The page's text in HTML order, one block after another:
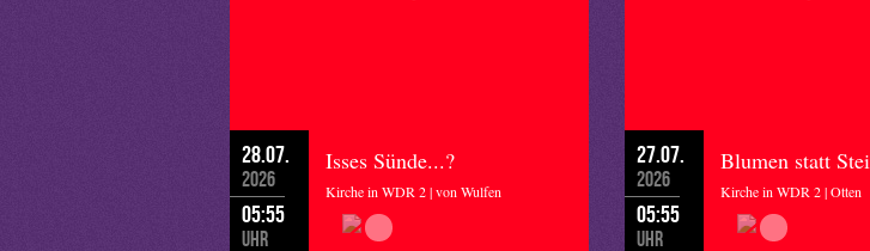
28.07.
2026
05:55
Uhr
Isses Sünde...?
Kirche in WDR 2 | von Wulfen
27.07.
2026
05:55
Uhr
Blumen statt
Kirche in WDR 2 | Otten